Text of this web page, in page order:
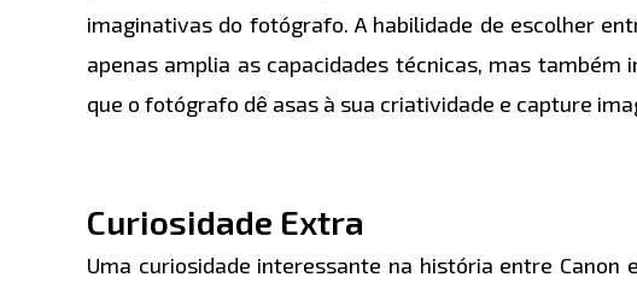
imaginativas do fotógrafo. A habilidade de escolher
apenas amplia as capacidades técnicas, mas
que o fotógrafo dê asas à sua criatividade e capture
Curiosidade Extra
Uma curiosidade interessante na história entre Canon